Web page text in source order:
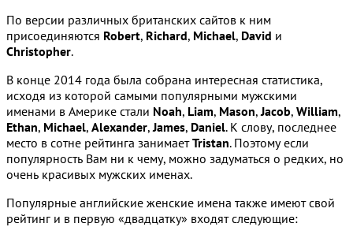
По версии различных британских сайтов к ним
присоединяются Robert, Richard, Michael, David и
Christopher.
В конце 2014 года была собрана интересная статистика,
исходя из которой самыми популярными мужскими
именами в Америке стали Noah, Liam, Mason, Jacob, William,
Ethan, Michael, Alexander, James, Daniel. К слову, последнее
место в сотне рейтинга занимаетTristan. Поэтому если
популярность Вам ни к чему, можно задуматься о редких, но
очень красивых мужских именах.
Популярные английские женские имена также имеют свой
рейтинг и в первую «двадцатку» входят следующие: